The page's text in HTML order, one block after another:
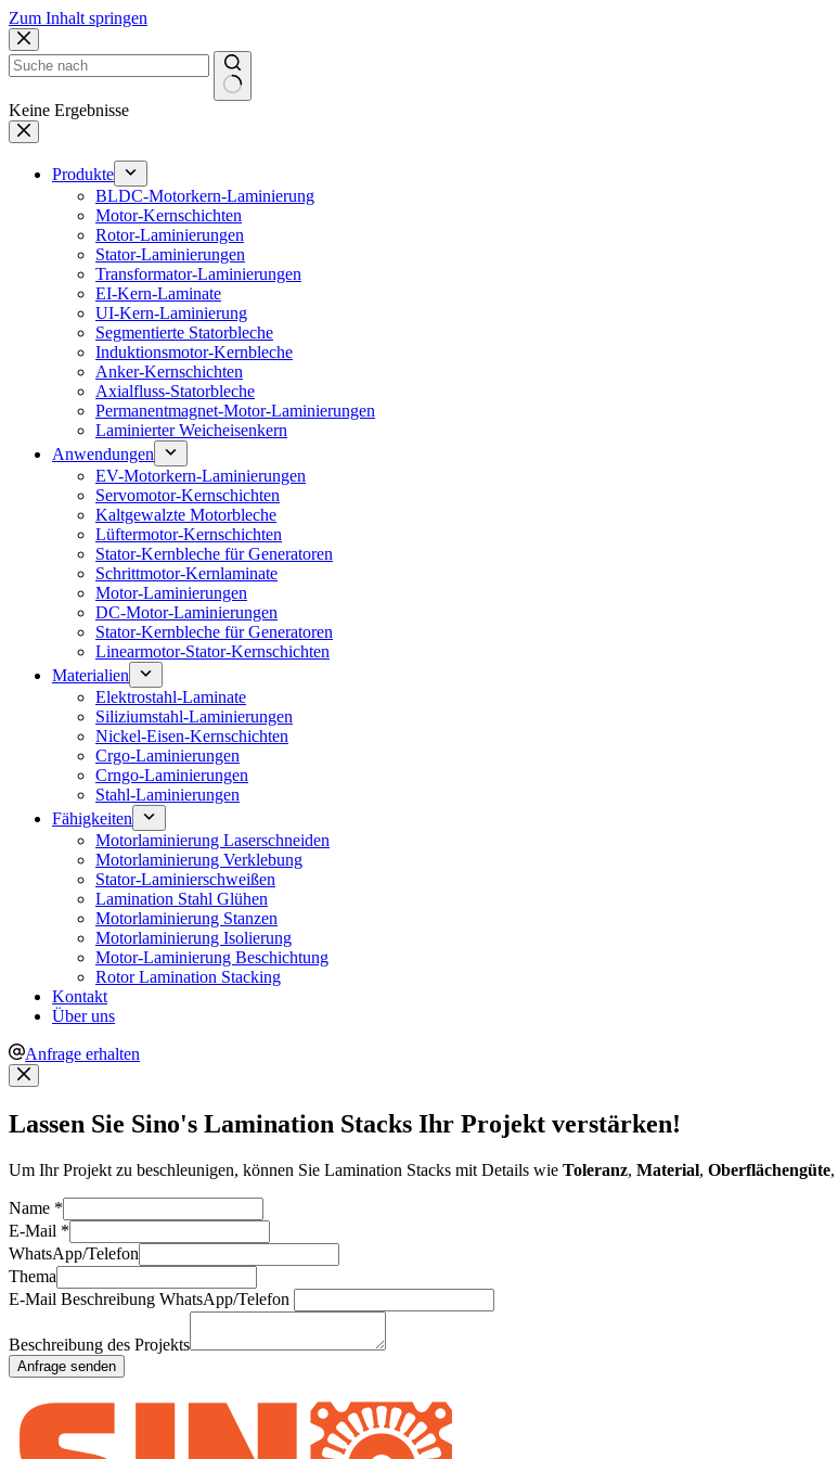
Zum Inhalt springen
Keine Ergebnisse
Produkte
BLDC-Motorkern-Laminierung
Motor-Kernschichten
Rotor-Laminierungen
Stator-Laminierungen
Transformator-Laminierungen
EI-Kern-Laminate
UI-Kern-Laminierung
Segmentierte Statorbleche
Induktionsmotor-Kernbleche
Anker-Kernschichten
Axialfluss-Statorbleche
Permanentmagnet-Motor-Laminierungen
Laminierter Weicheisenkern
Anwendungen
EV-Motorkern-Laminierungen
Servomotor-Kernschichten
Kaltgewalzte Motorbleche
Lüftermotor-Kernschichten
Stator-Kernbleche für Generatoren
Schrittmotor-Kernlaminate
Motor-Laminierungen
DC-Motor-Laminierungen
Stator-Kernbleche für Generatoren
Linearmotor-Stator-Kernschichten
Materialien
Elektrostahl-Laminate
Siliziumstahl-Laminierungen
Nickel-Eisen-Kernschichten
Crgo-Laminierungen
Crngo-Laminierungen
Stahl-Laminierungen
Fähigkeiten
Motorlaminierung Laserschneiden
Motorlaminierung Verklebung
Stator-Laminierschweißen
Lamination Stahl Glühen
Motorlaminierung Stanzen
Motorlaminierung Isolierung
Motor-Laminierung Beschichtung
Rotor Lamination Stacking
Kontakt
Über uns
Anfrage erhalten
Lassen Sie Sino's Lamination Stacks Ihr Projekt verstärken!
Um Ihr Projekt zu beschleunigen, können Sie Lamination Stacks mit Details wie Toleranz, Material, Oberflächengüte,
Name *
E-Mail *
WhatsApp/Telefon
Thema
E-Mail Beschreibung WhatsApp/Telefon
Beschreibung des Projekts
Anfrage senden